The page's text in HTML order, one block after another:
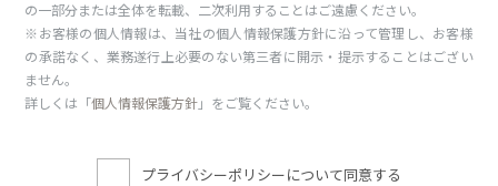
の一部分または全体を転載、二次利用することはご遠慮ください。
※お客様の個人情報は、当社の個人情報保護方針に沿って管理し、お客様
の承諾なく、業務遂行上必要のない第三者に開示・提示することはござい
ません。
詳しくは「個人情報保護方針」をご覧ください。
プライバシーポリシーについて同意する